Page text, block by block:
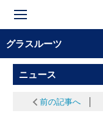
グラスルーツ
ニュース
前の記事へ